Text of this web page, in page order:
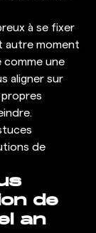
à se fixer
autre moment
comme une
aligner sur
de
de
an